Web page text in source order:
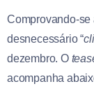
Comprovando-se
desnecessário “
dezembro. O
acompanha